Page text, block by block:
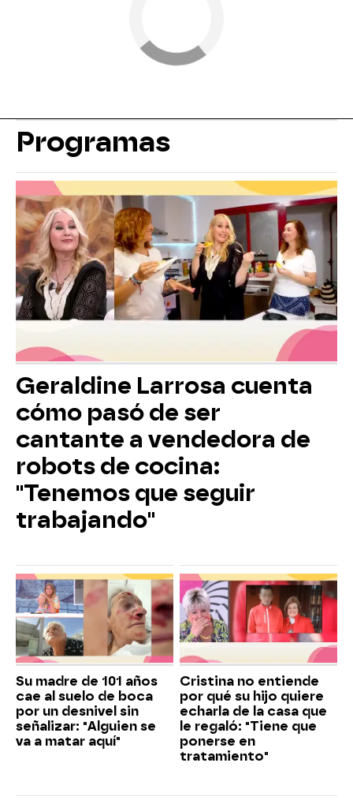
Programas
Geraldine Larrosa cuenta
cómo pasó de ser
cantante a vendedora de
robots de cocina:
"Tenemos que seguir
trabajando"
Su madre de 101 años
cae al suelo de boca
por un desnivel sin
señalizar: "Alguien se
va a matar aquí"
Cristina no entiende
por qué su hijo quiere
echarla de la casa que
le regaló: "Tiene que
ponerse en
tratamiento"